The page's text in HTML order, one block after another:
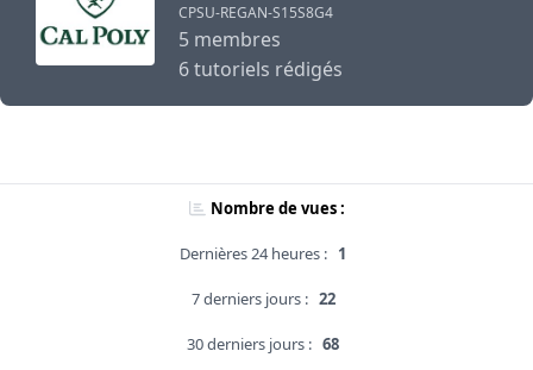
CPSU-REGAN-S15S8G4
5 membres
6 tutoriels rédigés
Nombre de vues :
Dernières 24 heures : 1
7 derniers jours : 22
30 derniers jours : 68